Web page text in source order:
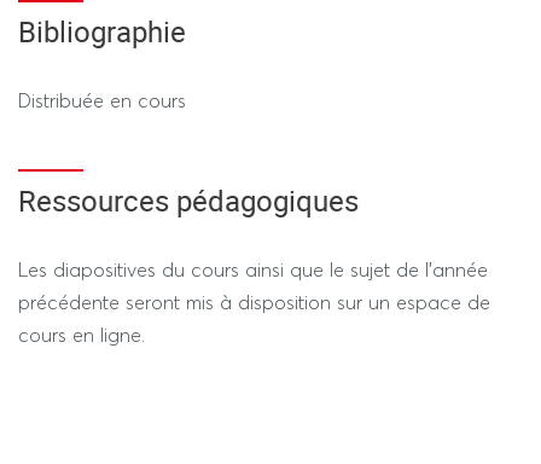
Bibliographie
Distribuée en cours
Ressources pédagogiques
Les diapositives du cours ainsi que le sujet de l'année
précédente seront mis à disposition sur un espace de
cours en ligne.